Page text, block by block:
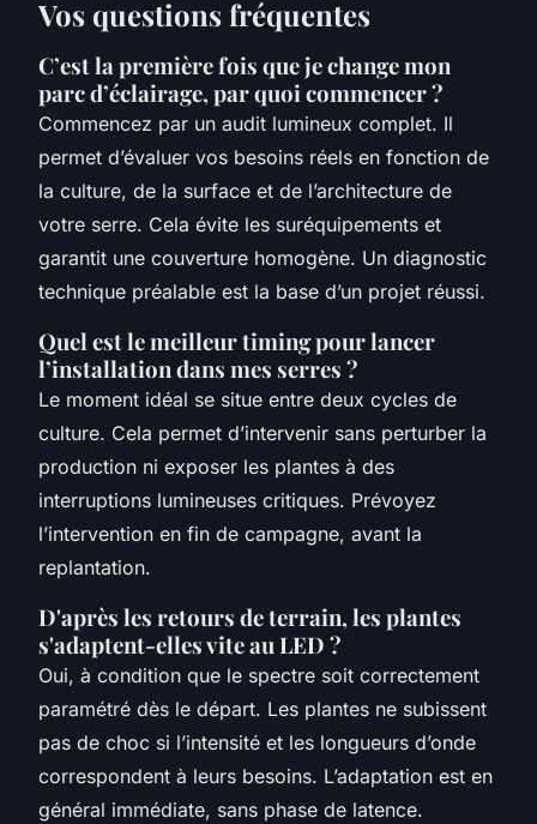
Vos questions fréquentes
C’est la première fois que je change mon
parc d’éclairage, par quoi commencer ?
Commencez par un audit lumineux complet. Il
permet d’évaluer vos besoins réels en fonction de
la culture, de la surface et de l’architecture de
votre serre. Cela évite les suréquipements et
garantit une couverture homogène. Un diagnostic
technique préalable est la base d’un projet réussi.
Quel est le meilleur timing pour lancer
l’installation dans mes serres ?
Le moment idéal se situe entre deux cycles de
culture. Cela permet d’intervenir sans perturber la
production ni exposer les plantes à des
interruptions lumineuses critiques. Prévoyez
l’intervention en fin de campagne, avant la
replantation.
D'après les retours de terrain, les plantes
s'adaptent-elles vite au LED ?
Oui, à condition que le spectre soit correctement
paramétré dès le départ. Les plantes ne subissent
pas de choc si l’intensité et les longueurs d’onde
correspondent à leurs besoins. L’adaptation est en
général immédiate, sans phase de latence.